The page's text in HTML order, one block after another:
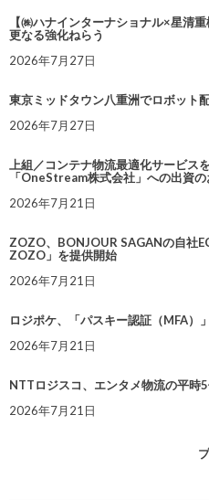
【㈱ハナインターナショナル×星清
更なる強化ねらう
2026年7月27日
東京ミッドタウン八重洲でロボット
2026年7月27日
上組／コンテナ物流最適化サービス
「OneStream株式会社」への出資
2026年7月21日
ZOZO、BONJOUR SAGANの自社
ZOZO」を提供開始
2026年7月21日
ロジポケ、「パスキー認証（MFA）
2026年7月21日
NTTロジスコ、エンタメ物流の平
2026年7月21日